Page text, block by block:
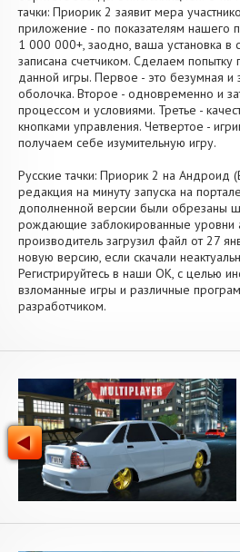
тачки: Приорик 2 заявит мера
приложение - по показателям нашего
1 000 000+, заодно, ваша установка
записана счетчиком. Сделаем попытку
данной игры. Первое - это безумная и
оболочка. Второе - одновременно и
процессом и условиями. Третье -
кнопками управления. Четвертое -
получаем себе изумительную игру.
Русские тачки: Приорик 2 на Андроид
редакция на минуту запуска на
дополненной версии были обрезаны
рождающие заблокированные уровни
производитель загрузил файл от 27
новую версию, если скачали
Регистрируйтесь в наши OK, с целью
взломанные игры и различные
разработчиком.